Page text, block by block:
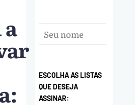
ESCOLHA AS LISTAS
QUE DESEJA
ASSINAR: